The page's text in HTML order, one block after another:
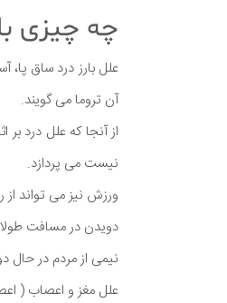
چه چیزی
علل بارز درد ساق
آن تروما می گویند.
از آنجا که علل درد
نیست می پردازد.
ورزش نیز می تواند
دویدن در مسافت
نیمی از مردم در حال
علل مغز و اعصاب (